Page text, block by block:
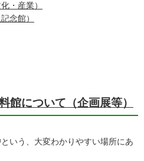
・産業）
念館）
館について（企画展等）
という、大変わかりやすい場所にあ